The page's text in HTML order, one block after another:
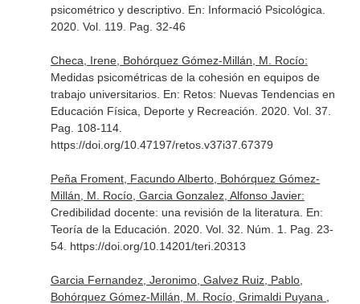
psicométrico y descriptivo. En: Informació Psicológica
2020. Vol. 119. Pag. 32-46
Checa, Irene, Bohórquez Gómez-Millán, M. Rocío:
Medidas psicométricas de la cohesión en equipos de
trabajo universitarios. En: Retos: Nuevas Tendencias en
Educación Física, Deporte y Recreación . 2020. Vol. 37.
Pag. 108-114.
https://doi.org/10.47197/retos.v37i37.67379
Peña Froment, Facundo Alberto, Bohórquez Gómez-
Millán, M. Rocío, Garcia Gonzalez, Alfonso Javier:
Credibilidad docente: una revisión de la literatura. En:
Teoría de la Educación . 2020. Vol. 32. Núm. 1. Pag. 23-
54. https://doi.org/10.14201/teri.20313
Garcia Fernandez, Jeronimo, Galvez Ruiz, Pablo,
Bohórquez Gómez-Millán, M. Rocío, Grimaldi Puyana ,